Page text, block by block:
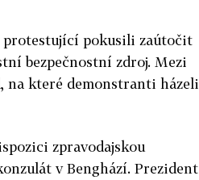
protestující pokusili zaútočit
bezpečnostní zdroj. Mezi
na které demonstranti házeli
zpravodajskou
v Benghází. Prezident